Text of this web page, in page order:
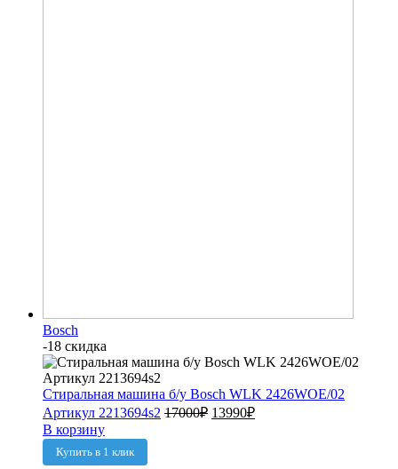
Bosch
-18 скидка
Стиральная машина б/у Bosch WLK 2426WOE/02
Артикул 2213694s2 17000₽ 13990₽
В корзину
Купить в 1 клик